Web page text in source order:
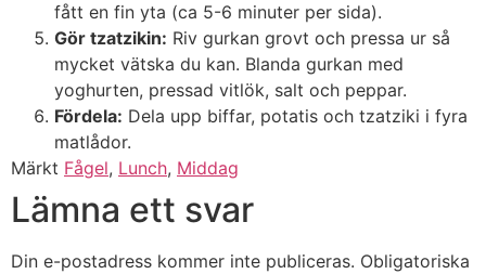
fått en fin yta (ca 5-6 minuter per sida).
Gör tzatzikin: Riv gurkan grovt och pressa ur så
mycket vätska du kan. Blanda gurkan med
yoghurten, pressad vitlök, salt och peppar.
Fördela: Dela upp biffar, potatis och tzatziki i fyra
matlådor.
Märkt Fågel, Lunch, Middag
Lämna ett svar
Din e-postadress kommer inte publiceras. Obligatoriska